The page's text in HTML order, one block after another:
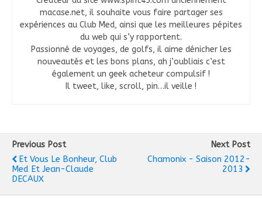
macase.net, il souhaite vous faire partager ses
expériences au Club Med, ainsi que les meilleures pépites
du web qui s’y rapportent.
Passionné de voyages, de golfs, il aime dénicher les
nouveautés et les bons plans, ah j’oubliais c’est
également un geek acheteur compulsif !
Il tweet, like, scroll, pin…il veille !
Previous Post
Et Vous Le Bonheur, Club
Med Et Jean-Claude
DECAUX
Next Post
Chamonix - Saison 2012-
2013